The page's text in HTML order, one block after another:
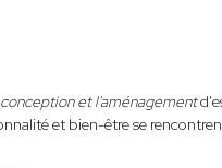
conception et l'aménagement
et bien-être se